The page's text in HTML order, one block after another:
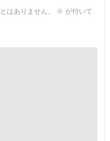
ゲ
はありません。 ※ が付いて